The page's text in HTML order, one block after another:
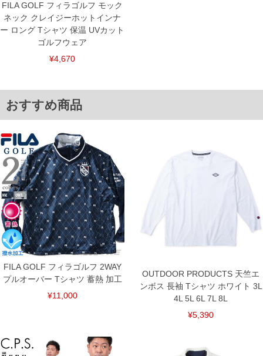
一部、お直しに対応出来ない商品がございます。(例：裾にファスナーや調節ひもが付
いている、極端なデザインが施されている等)
※商品によって若干のサイズの誤差がございます。また、お客様がご使用の環境（コ
ンピュータ画面）によって、商品の色味が若干異なる場合がございます。予めご了承
※当店での掲載商品は、実店鋪と在庫を共用しておりますので店頭での売り違い、店
連絡させて頂きますので予めご了承ください。
FILA GOLF フィラゴルフ モック
ネック クレイジーホットインナ
ー ロング Tシャツ 保温 UVカット
ゴルフウェア
¥4,670
おすすめ商品
FILA GOLF フィラゴルフ 2WAY
プルオーバー Tシャツ 蓄熱 加工
¥11,000
OUTDOOR PRODUCTS 天竺エ
ンボス 長袖 Tシャツ ホワイト 3L
4L 5L 6L 7L 8L
¥5,390